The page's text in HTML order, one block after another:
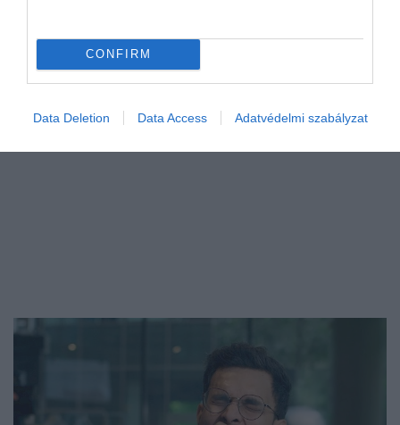
CONFIRM
Data Deletion Data Access Adatvédelmi szabályzat